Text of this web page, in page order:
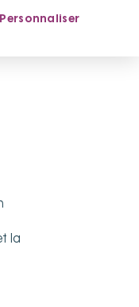
la
Personnaliser